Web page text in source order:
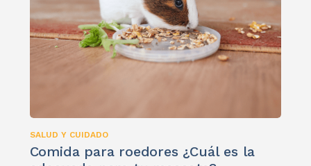
SALUD Y CUIDADO
Comida para roedores ¿Cuál es la